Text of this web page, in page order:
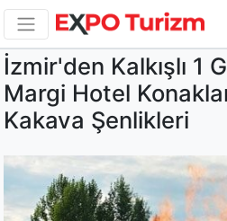
İzmir'den Kalkışlı 1
Margi Hotel
Kakava Şenlikleri